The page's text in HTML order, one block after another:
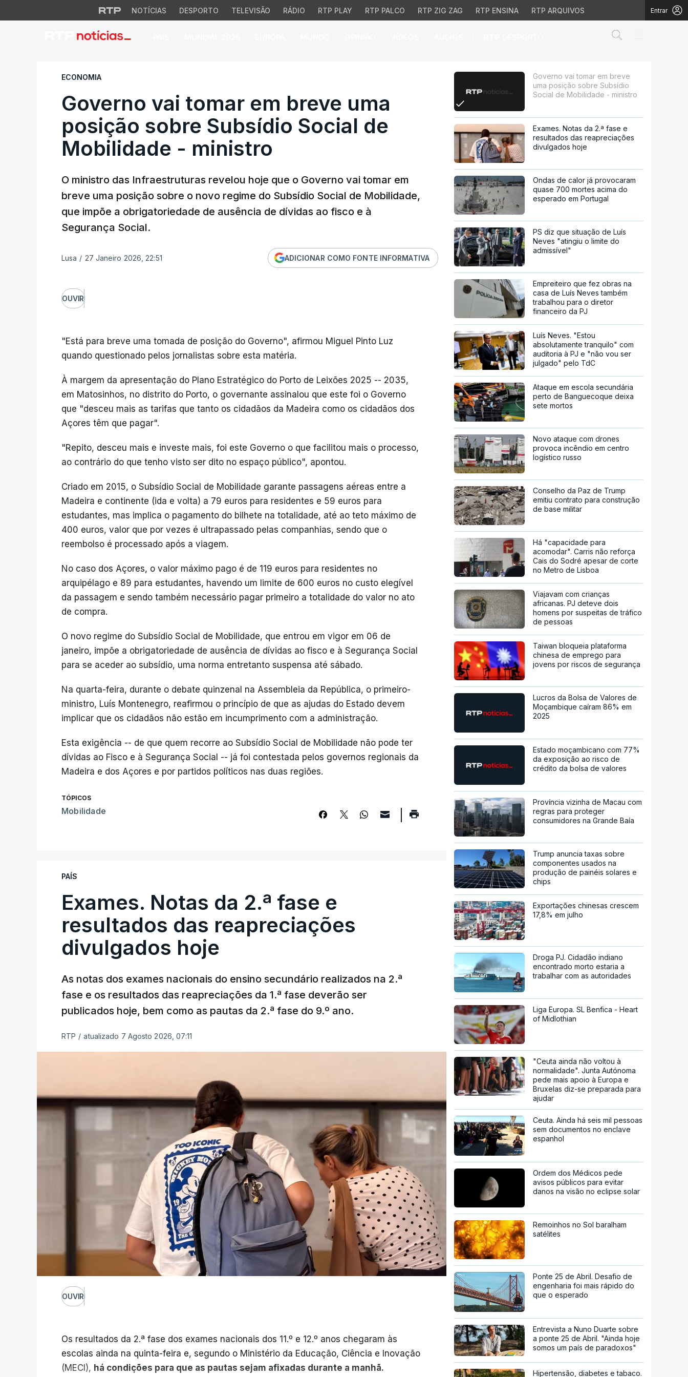
NOTÍCIAS DESPORTO TELEVISÃO RÁDIO RTP PLAY RTP PALCO RTP ZIG ZAG RTP ENSINA RTP ARQUIVOS Entrar
Governo vai tomar em breve uma posição sobre Subsídio Social
ECONOMIA
Governo vai tomar em breve uma
posição sobre Subsídio Social de
Mobilidade - ministro
O ministro das Infraestruturas revelou hoje que o Governo vai tomar em
breve uma posição sobre o novo regime do Subsídio Social de Mobilidade,
que impõe a obrigatoriedade de ausência de dívidas ao fisco e à
Segurança Social.
Lusa / 27 Janeiro 2026, 22:51 ADICIONAR COMO FONTE INFORMATIVA
OUVIR
"Está para breve uma tomada de posição do Governo", afirmou Miguel Pinto Luz
quando questionado pelos jornalistas sobre esta matéria.
À margem da apresentação do Plano Estratégico do Porto de Leixões 2025 -- 2035,
em Matosinhos, no distrito do Porto, o governante assinalou que este foi o Governo
que "desceu mais as tarifas que tanto os cidadãos da Madeira como os cidadãos dos
Açores têm que pagar".
"Repito, desceu mais e investe mais, foi este Governo o que facilitou mais o processo,
ao contrário do que tenho visto ser dito no espaço público", apontou.
Criado em 2015, o Subsídio Social de Mobilidade garante passagens aéreas entre a
Madeira e continente (ida e volta) a 79 euros para residentes e 59 euros para
estudantes, mas implica o pagamento do bilhete na totalidade, até ao teto máximo de
400 euros, valor que por vezes é ultrapassado pelas companhias, sendo que o
reembolso é processado após a viagem.
No caso dos Açores, o valor máximo pago é de 119 euros para residentes no
arquipélago e 89 para estudantes, havendo um limite de 600 euros no custo elegível
da passagem e sendo também necessário pagar primeiro a totalidade do valor no ato
de compra.
O novo regime do Subsídio Social de Mobilidade, que entrou em vigor em 06 de
janeiro, impõe a obrigatoriedade de ausência de dívidas ao fisco e à Segurança Social
para se aceder ao subsídio, uma norma entretanto suspensa até sábado.
Na quarta-feira, durante o debate quinzenal na Assembleia da República, o primeiro-
ministro, Luís Montenegro, reafirmou o princípio de que as ajudas do Estado devem
implicar que os cidadãos não estão em incumprimento com a administração.
Esta exigência -- de que quem recorre ao Subsídio Social de Mobilidade não pode ter
dívidas ao Fisco e à Segurança Social -- já foi contestada pelos governos regionais da
Madeira e dos Açores e por partidos políticos nas duas regiões.
TÓPICOS
Mobilidade
PAÍS
Exames. Notas da 2.ª fase e
resultados das reapreciações
divulgados hoje
As notas dos exames nacionais do ensino secundário realizados na 2.ª
fase e os resultados das reapreciações da 1.ª fase deverão ser
publicados hoje, bem como as pautas da 2.ª fase do 9.º ano.
RTP / atualizado 7 Agosto 2026, 07:11
OUVIR
Os resultados da 2.ª fase dos exames nacionais dos 11.º e 12.º anos chegaram às
escolas ainda na quinta-feira e, segundo o Ministério da Educação, Ciência e Inovação
(MECI), há condições para que as pautas sejam afixadas durante a manhã.
Governo vai tomar em breve
uma posição sobre Subsídio
Social de Mobilidade - ministro
Exames. Notas da 2.ª fase e
resultados das reapreciações
divulgados hoje
Ondas de calor já provocaram
quase 700 mortes acima do
esperado em Portugal
PS diz que situação de Luís
Neves "atingiu o limite do
admissível"
Empreiteiro que fez obras na
casa de Luís Neves também
trabalhou para o diretor
financeiro da PJ
Luís Neves. "Estou
absolutamente tranquilo" com
auditoria à PJ e "não vou ser
julgado" pelo TdC
Ataque em escola secundária
perto de Banguecoque deixa
sete mortos
Novo ataque com drones
provoca incêndio em centro
logístico russo
Conselho da Paz de Trump
emitiu contrato para construção
de base militar
Há "capacidade para
acomodar". Carris não reforça
Cais do Sodré apesar de corte
no Metro de Lisboa
Viajavam com crianças
africanas. PJ deteve dois
homens por suspeitas de tráfico
de pessoas
Taiwan bloqueia plataforma
chinesa de emprego para
jovens por riscos de segurança
Lucros da Bolsa de Valores de
Moçambique caíram 86% em
2025
Estado moçambicano com 77%
da exposição ao risco de
crédito da bolsa de valores
Província vizinha de Macau com
regras para proteger
consumidores na Grande Baía
Trump anuncia taxas sobre
componentes usados na
produção de painéis solares e
chips
Exportações chinesas crescem
17,8% em julho
Droga PJ. Cidadão indiano
encontrado morto estaria a
trabalhar com as autoridades
Liga Europa. SL Benfica - Heart
of Midlothian
"Ceuta ainda não voltou à
normalidade". Junta Autónoma
pede mais apoio à Europa e
Bruxelas diz-se preparada para
ajudar
Ceuta. Ainda há seis mil pessoas
sem documentos no enclave
espanhol
Ordem dos Médicos pede
avisos públicos para evitar
danos na visão no eclipse solar
Remoinhos no Sol baralham
satélites
Ponte 25 de Abril. Desafio de
engenharia foi mais rápido do
que o esperado
Entrevista a Nuno Duarte sobre
a ponte 25 de Abril. "Ainda hoje
somos um país de paradoxos"
Hipertensão, diabetes e tabaco.